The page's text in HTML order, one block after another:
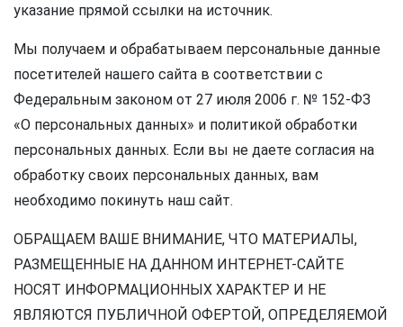
указание прямой ссылки на источник.
Мы получаем и обрабатываем персональные данные
посетителей нашего сайта в соответствии с
Федеральным законом от 27 июля 2006 г. № 152-ФЗ
«О персональных данных» и политикой обработки
персональных данных. Если вы не даете согласия на
обработку своих персональных данных, вам
необходимо покинуть наш сайт.
ОБРАЩАЕМ ВАШЕ ВНИМАНИЕ, ЧТО МАТЕРИАЛЫ,
РАЗМЕЩЕННЫЕ НА ДАННОМ ИНТЕРНЕТ-САЙТЕ
НОСЯТ ИНФОРМАЦИОННЫХ ХАРАКТЕР И НЕ
ЯВЛЯЮТСЯ ПУБЛИЧНОЙ ОФЕРТОЙ, ОПРЕДЕЛЯЕМОЙ